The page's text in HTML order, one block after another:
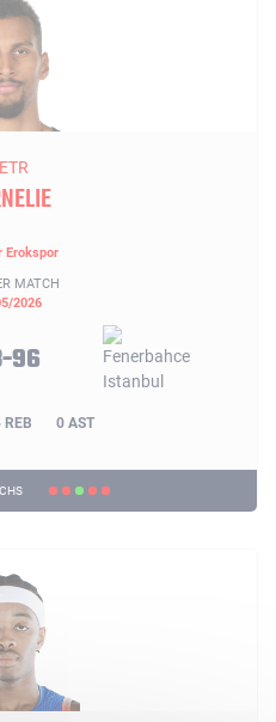
Erokspor
MATCH
2026
96
REB 0 AST